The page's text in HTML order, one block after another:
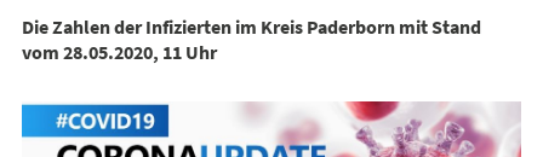
Die Zahlen der Infizierten im Kreis Paderborn mit Stand
vom 28.05.2020, 11 Uhr